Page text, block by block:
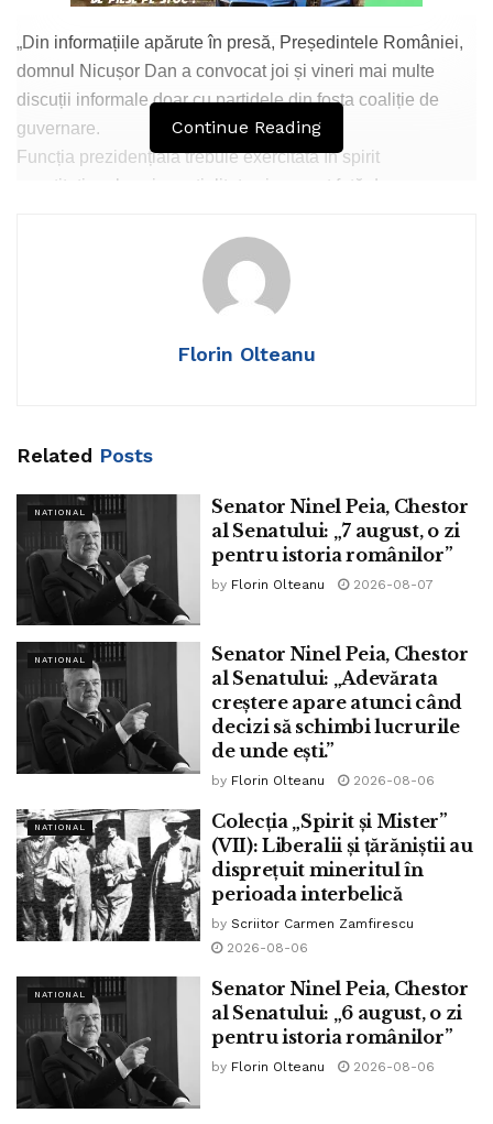
„Din informațiile apărute în presă, Președintele României,
domnul Nicușor Dan a convocat joi și vineri mai multe
discuții informale doar cu partidele din fosta coaliție de
guvernare.
Funcția prezidențială trebuie exercitată în spirit
constituțional, cu imparțialitate și respect față de
Președintele României are, potrivit Constituției, rolul de
mediator între puterile statului și între stat și societate, nu
rolul de reprezentant al unor negocieri restrânse cu
Continue Reading
Florin Olteanu
Related Posts
NATIONAL
Senator Ninel Peia, Chestor
al Senatului: „7 august, o zi
pentru istoria românilor”
by Florin Olteanu 2026-08-07
NATIONAL
Senator Ninel Peia, Chestor
al Senatului: „Adevărata
creștere apare atunci când
decizi să schimbi lucrurile
de unde ești.”
by Florin Olteanu 2026-08-06
NATIONAL
Colecția „Spirit și Mister”
(VII): Liberalii și țărăniștii au
disprețuit mineritul în
perioada interbelică
by Scriitor Carmen Zamfirescu
2026-08-06
NATIONAL
Senator Ninel Peia, Chestor
al Senatului: „6 august, o zi
pentru istoria românilor”
by Florin Olteanu 2026-08-06